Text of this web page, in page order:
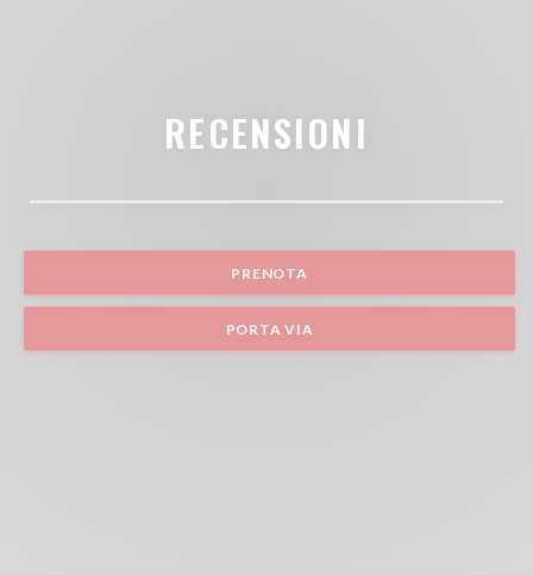
RECENSIONI
PRENOTA
PORTA VIA